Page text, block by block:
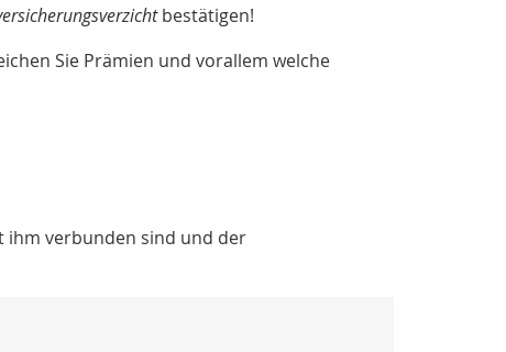
bestätigen!
Sie Prämien und vorallem welche
ihm verbunden sind und der